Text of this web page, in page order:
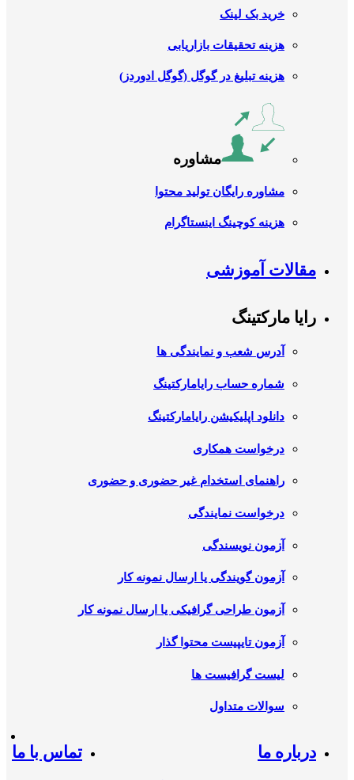
خرید بک لینک
هزینه تحقیقات بازاریابی
هزینه تبلیغ در گوگل (گوگل ادوردز)
مشاوره
مشاوره رایگان تولید محتوا
هزینه کوچینگ اینستاگرام
مقالات آموزشی
رایا مارکتینگ
آدرس شعب و نمایندگی ها
شماره حساب رایامارکتینگ
دانلود اپلیکیشن رایامارکتینگ
درخواست همکاری
راهنمای استخدام غیر حضوری و حضوری
درخواست نمایندگی
آزمون نویسندگی
آزمون گویندگی یا ارسال نمونه کار
آزمون طراحی گرافیکی یا ارسال نمونه کار
آزمون تایپیست محتوا گذار
لیست گرافیست ها
سوالات متداول
درباره ما تماس با ما